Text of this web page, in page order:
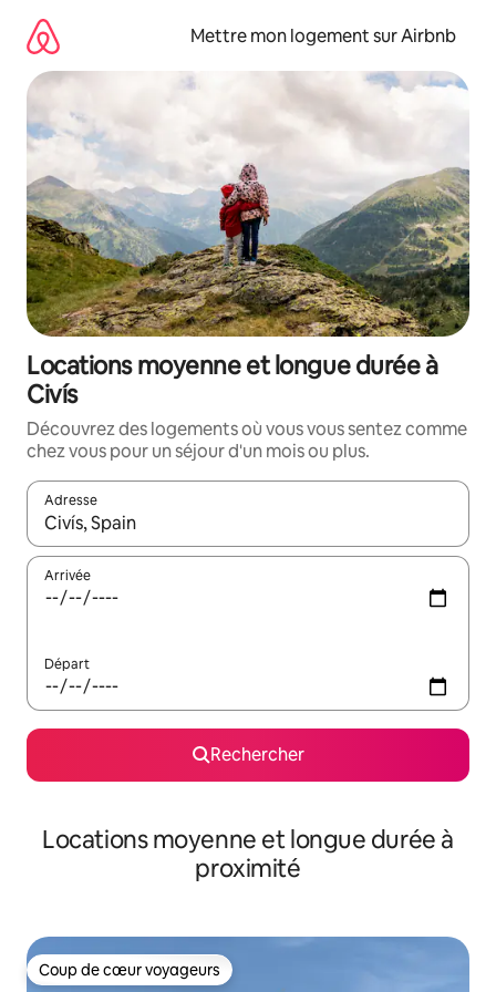
directement
contenu
Mettre mon logement sur Airbnb
Locations moyenne et longue durée à
Civís
Découvrez des logements où vous vous sentez comme
chez vous pour un séjour d'un mois ou plus.
Adresse
Lorsque les résultats s'affichent, utilisez les flèches vers le
Arrivée
Départ
Rechercher
Locations moyenne et longue durée à
proximité
Coup de cœur voyageurs
Coup de cœur voyageurs